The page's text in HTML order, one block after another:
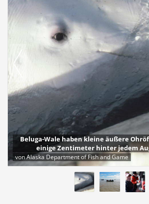
Beluga-Wale haben kleine äußere
einige Zentimeter hinter jedem
von Alaska Department of Fish and Game